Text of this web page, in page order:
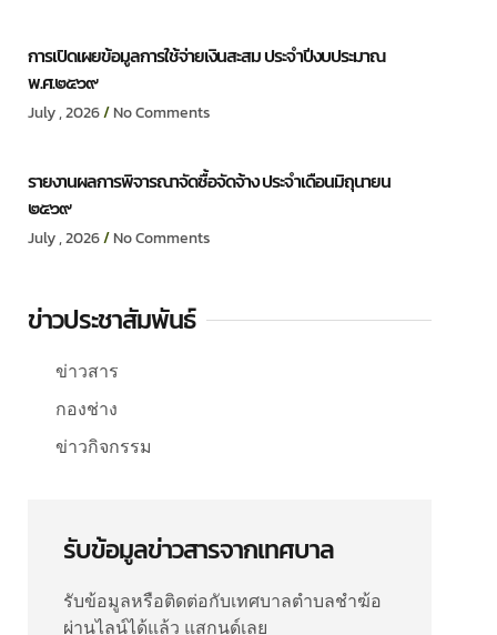
การเปิดเผยข้อมูลการใช้จ่ายเงินสะสม ประจำปีงบประมาณ
พ.ศ.๒๕๖๙
July , 2026 No Comments
รายงานผลการพิจารณาจัดซื้อจัดจ้าง ประจำเดือนมิถุนายน
๒๕๖๙
July , 2026 No Comments
ข่าวประชาสัมพันธ์
ข่าวสาร
กองช่าง
ข่าวกิจกรรม
รับข้อมูลข่าวสารจากเทศบาล
รับข้อมูลหรือติดต่อกับเทศบาลตำบลชำฆ้อ
ผ่านไลน์ได้แล้ว แสกนด์เลย